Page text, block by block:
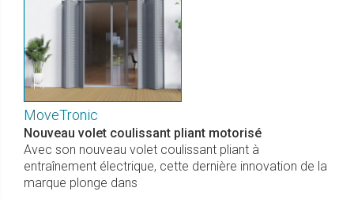
MoveTronic
Nouveau volet coulissant pliant motorisé
Avec son nouveau volet coulissant pliant à
entraînement électrique, cette dernière innovation de la
marque plonge dans